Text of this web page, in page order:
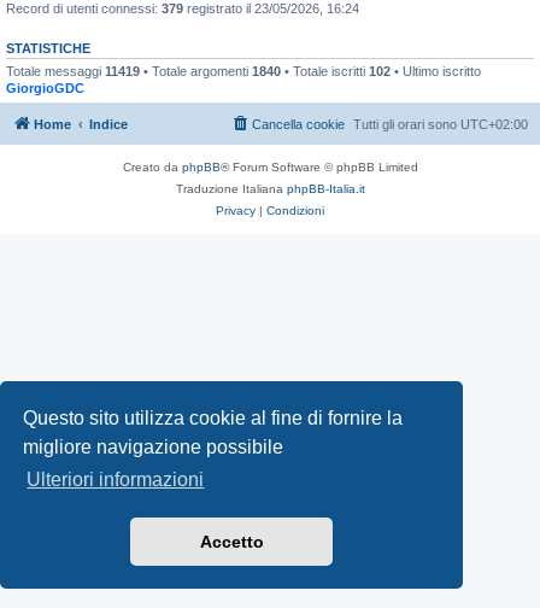
Questo sito utilizza cookie al fine di fornire la
migliore navigazione possibile
Ulteriori informazioni
Accetto
Record di utenti connessi: 379 registrato il 23/05/2026, 16:24
STATISTICHE
Totale messaggi 11419 • Totale argomenti 1840 • Totale iscritti 102 • Ultimo iscritto
GiorgioGDC
Home Indice Tutti gli orari sono UTC+02:00
Cancella cookie
Creato da phpBB® Forum Software © phpBB Limited
Traduzione Italiana phpBB-Italia.it
Privacy | Condizioni